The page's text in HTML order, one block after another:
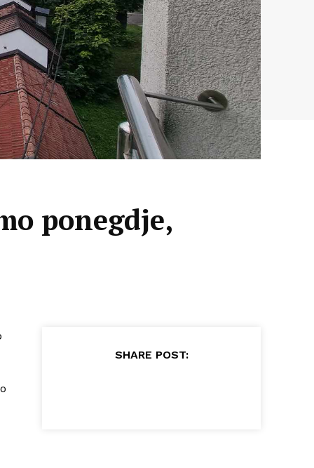
ponegdje,
SHARE POST: